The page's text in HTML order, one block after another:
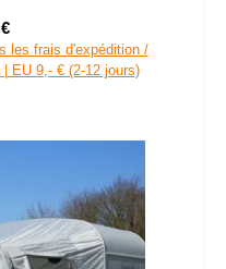
de vente :
les frais d'expédition /
EU 9,- € (2-12 jours)